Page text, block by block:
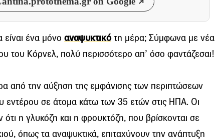
ένα μόνο αναψυκτικότη μέρα; Σύμφωνα με νέα
του Κόρνελ, πολύ περισσότερο απ’ όσο φαντάζεσαι!
από την αύξηση της εμφάνισης των περιπτώσεων
εντέρου σε άτομα κάτω των 35 ετών στις ΗΠΑ. Οι
η γλυκόζη και η φρουκτόζη, που βρίσκονται σε
όπως τα αναψυκτικά, επιταχύνουν την ανάπτυξη